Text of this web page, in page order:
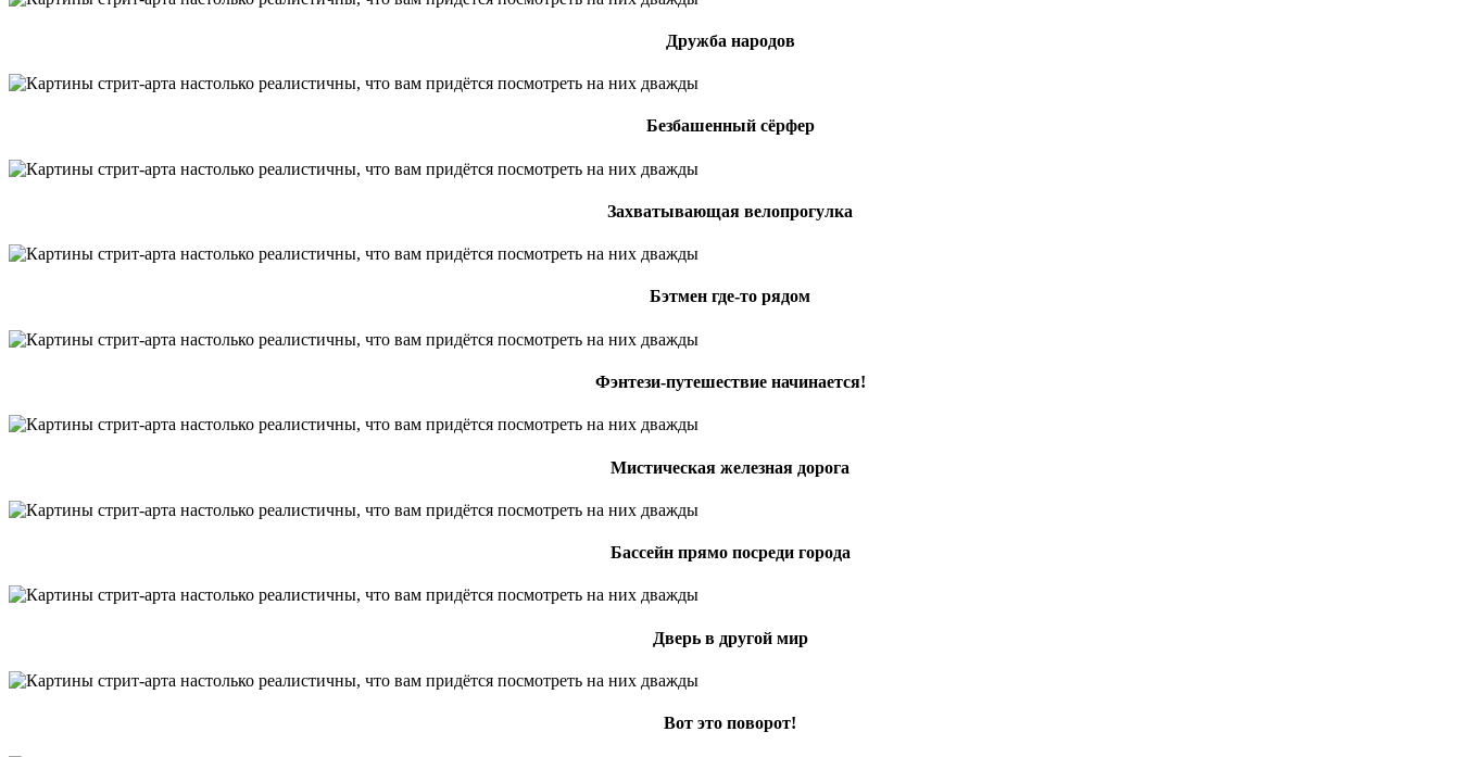
Дружба народов
Безбашенный сёрфер
Захватывающая велопрогулка
Бэтмен где-то рядом
Фэнтези-путешествие начинается!
Мистическая железная дорога
Бассейн прямо посреди города
Дверь в другой мир
Вот это поворот!